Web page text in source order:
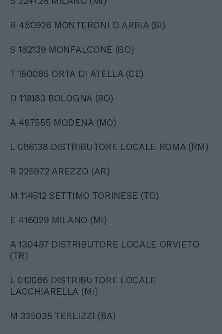
R 480926 MONTERONI D ARBIA (SI)
S 182139 MONFALCONE (GO)
T 150085 ORTA DI ATELLA (CE)
D 119183 BOLOGNA (BO)
A 467555 MODENA (MO)
L 086138 DISTRIBUTORE LOCALE ROMA (RM)
R 225972 AREZZO (AR)
M 114512 SETTIMO TORINESE (TO)
E 416029 MILANO (MI)
A 130487 DISTRIBUTORE LOCALE ORVIETO
(TR)
L 012086 DISTRIBUTORE LOCALE
LACCHIARELLA (MI)
M 325035 TERLIZZI (BA)